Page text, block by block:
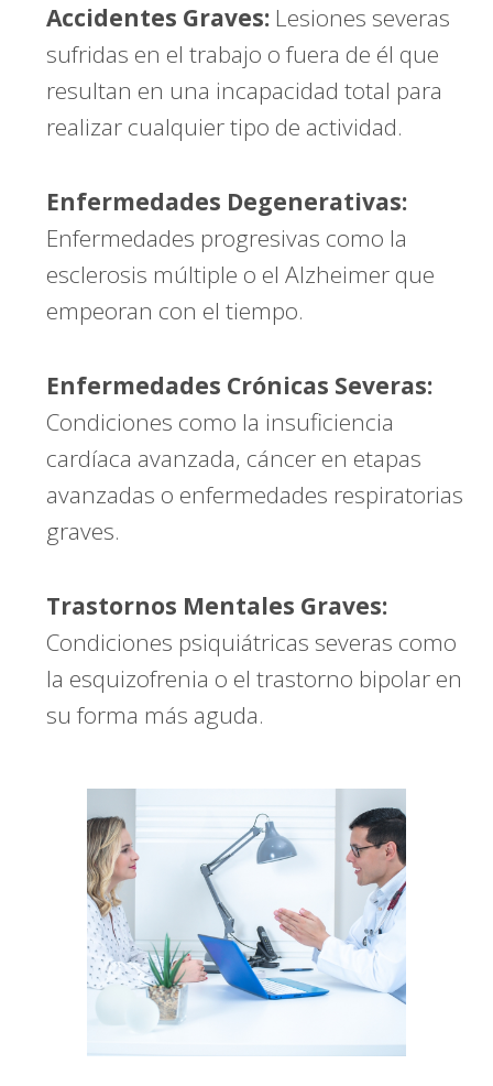
Accidentes Graves: Lesiones severas
sufridas en el trabajo o fuera de él que
resultan en una incapacidad total para
realizar cualquier tipo de actividad.
Enfermedades Degenerativas:
Enfermedades progresivas como la
esclerosis múltiple o el Alzheimer que
empeoran con el tiempo.
Enfermedades Crónicas Severas:
Condiciones como la insuficiencia
cardíaca avanzada, cáncer en etapas
avanzadas o enfermedades respiratorias
graves.
Trastornos Mentales Graves:
Condiciones psiquiátricas severas como
la esquizofrenia o el trastorno bipolar en
su forma más aguda.